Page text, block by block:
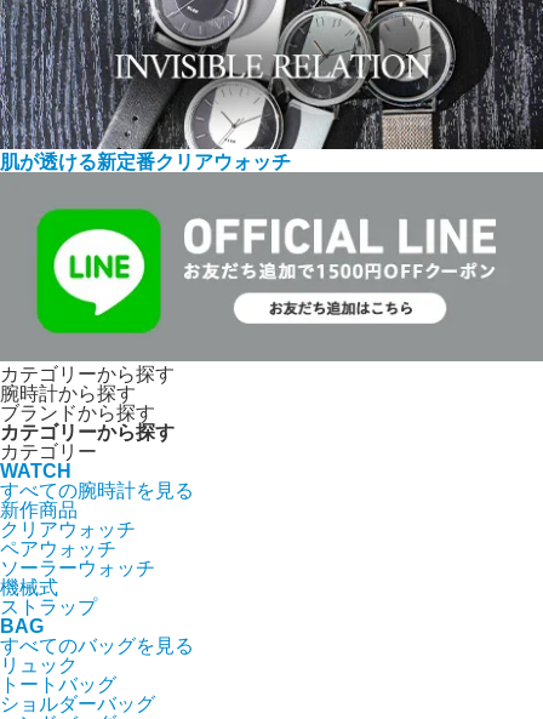
肌が透ける新定番クリアウォッチ
カテゴリーから探す
腕時計から探す
ブランドから探す
カテゴリーから探す
カテゴリー
WATCH
すべての腕時計を見る
新作商品
クリアウォッチ
ペアウォッチ
ソーラーウォッチ
機械式
ストラップ
BAG
すべてのバッグを見る
リュック
トートバッグ
ショルダーバッグ